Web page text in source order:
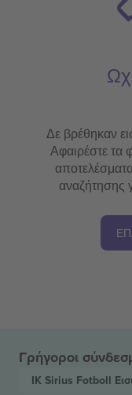
Δε βρέθηκαν
Αφαιρέστε τα
αναζήτησης
Γρήγοροι
IK Sirius Fotboll